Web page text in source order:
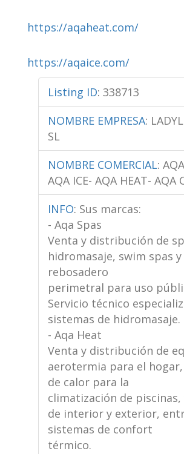
https://aqaheat.com/
https://aqaice.com/
Listing ID: 338713
NOMBRE EMPRESA:
SL
NOMBRE COMERCIAL:
AQA ICE- AQA HEAT- AQA
INFO: Sus marcas:
- Aqa Spas
Venta y distribución de
hidromasaje, swim spas
rebosadero
perimetral para uso
Servicio técnico
sistemas de hidromasaje.
- Aqa Heat
Venta y distribución de
aerotermia para el
de calor para la
climatización de piscinas,
de interior y exterior,
sistemas de confort
térmico.